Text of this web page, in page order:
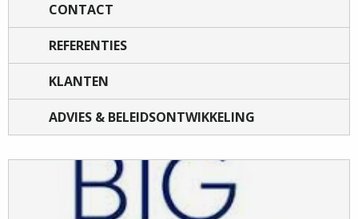
CONTACT
REFERENTIES
KLANTEN
ADVIES & BELEIDSONTWIKKELING